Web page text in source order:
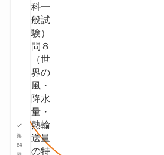
第
64
科一
般試
験）
問８
（世
界の
風・
降水
量・
熱輸
送量
の特